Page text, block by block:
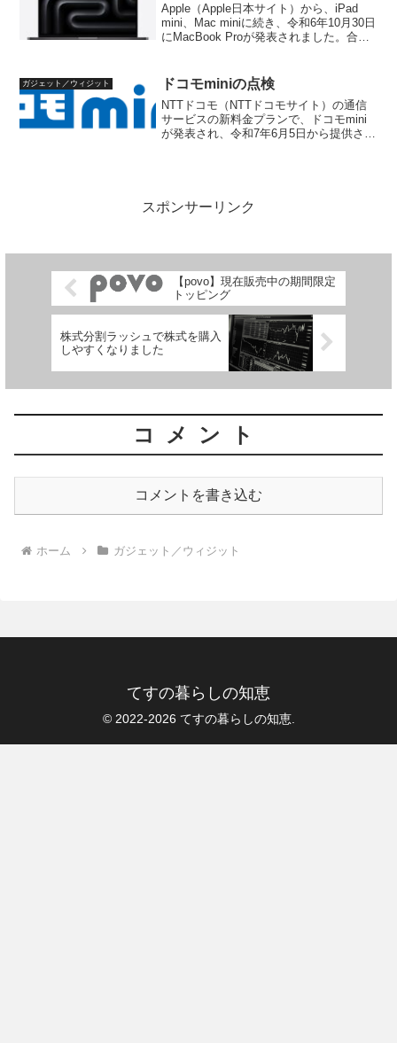
Apple（Apple日本サイト）から、iPad
mini、Mac miniに続き、令和6年10月30日
にMacBook Proが発表されました。合わ
ガジェット／ウィジット ドコモminiの点検
NTTドコモ（NTTドコモサイト）の通信
サービスの新料金プランで、ドコモmini
が発表され、令和7年6月5日から提供され
スポンサーリンク
【povo】現在販売中の期間限定
トッピング
株式分割ラッシュで株式を購入
しやすくなりました
コメント
コメントを書き込む
ホーム ガジェット／ウィジット
てすの暮らしの知恵
© 2022-2026 てすの暮らしの知恵.